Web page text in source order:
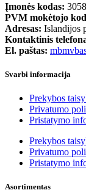
Įmonės kodas:
PVM mokėtojo
Adresas: Islandijos
Kontaktinis
El. paštas:
Svarbi informacija
Prekybos
Privatumo
Pristatymo
Prekybos
Privatumo
Pristatymo
Asortimentas